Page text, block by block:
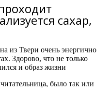
сахар,
из Твери очень энергично
Здорово, что не только
и образ жизни
было так или